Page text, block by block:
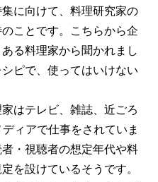
に向けて、料理研究家の
ことです。こちらから企
る料理家から聞かれまし
ピで、使ってはいけない
はテレビ、雑誌、近ごろ
ィアで仕事をされていま
・視聴者の想定年代や料
を設けているそうです。